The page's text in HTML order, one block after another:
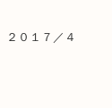
０１７／４